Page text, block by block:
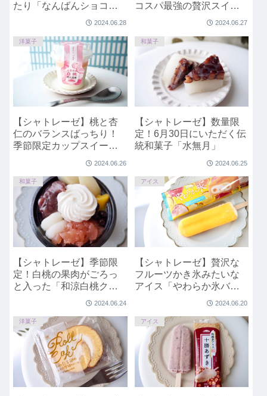
たり「なんばんショコラ
サンド 唐津産レモン」
2024.06.28
コスパ最強の贅沢スイー
ツ「山梨県産白桃のふん
2024.06.27
洋菓子
【シャトレーゼ】桃と杏
仁のバランスばっちり！
季節限定カップスイーツ
2024.06.26
和菓子
【シャトレーゼ】数量限
定！6月30日にいただく伝
統和菓子「水無月」
2024.06.25
和菓子
【シャトレーゼ】季節限
定！白桃の果肉がごろっ
と入った「和涼白桃クリ
2024.06.24
アイス
【シャトレーゼ】贅沢な
フルーツかき氷みたいな
アイス「やわらか氷バ
ー 6種のミックスフルー
2024.06.20
洋菓子 アイス